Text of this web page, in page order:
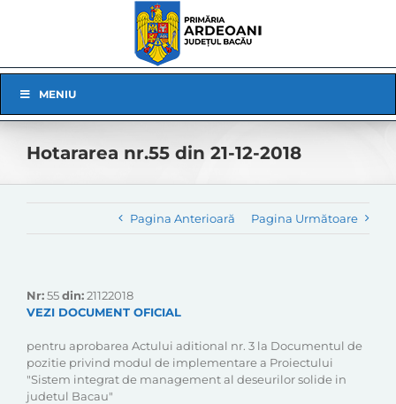
Navigation
MENIU
Hotararea nr.55 din 21-12-2018
Pagina Anterioară Pagina Următoare
Nr:55din:21122018
VEZI DOCUMENT OFICIAL
pentru aprobarea Actului aditional nr. 3 la Documentul de
pozitie privind modul de implementare a Proiectului
"Sistem integrat de management al deseurilor solide in
judetul Bacau"